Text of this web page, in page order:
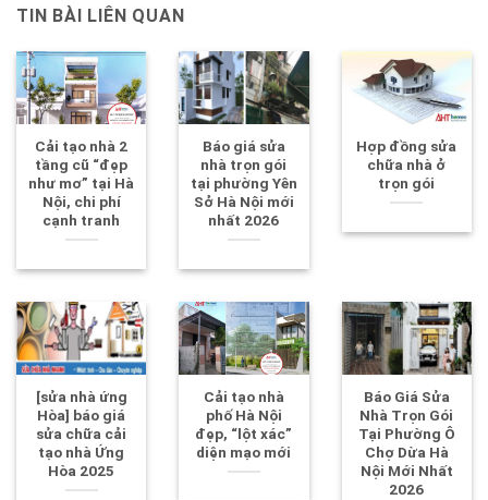
TIN BÀI LIÊN QUAN
Cải tạo nhà 2
tầng cũ “đẹp
như mơ” tại Hà
Nội, chi phí
cạnh tranh
Báo giá sửa
nhà trọn gói
tại phường Yên
Sở Hà Nội mới
nhất 2026
Hợp đồng sửa
chữa nhà ở
trọn gói
[sửa nhà ứng
Hòa] báo giá
sửa chữa cải
tạo nhà Ứng
Hòa 2025
Cải tạo nhà
phố Hà Nội
đẹp, “lột xác”
diện mạo mới
Báo Giá Sửa
Nhà Trọn Gói
Tại Phường Ô
Chợ Dừa Hà
Nội Mới Nhất
2026